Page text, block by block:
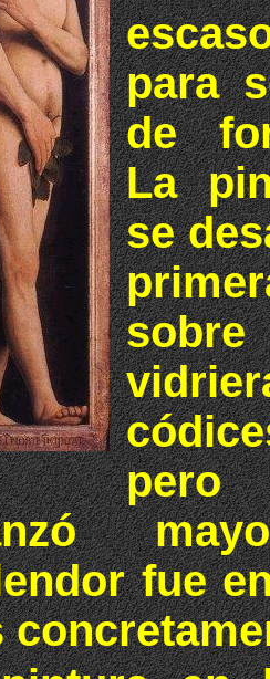
para
de
La
se
fue